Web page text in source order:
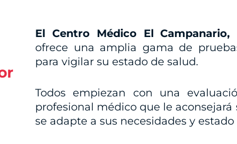
El Centro Médico El Campanario,
ofrece una amplia gama de
para vigilar su estado de salud.
Todos empiezan con una
profesional médico que le
se adapte a sus necesidades y estado